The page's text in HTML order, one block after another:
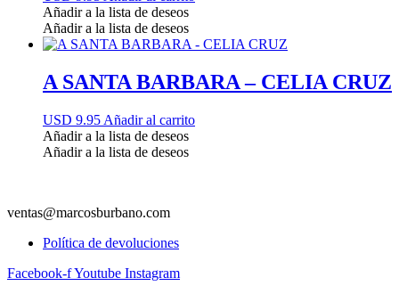
Añadir a la lista de deseos
Añadir a la lista de deseos
A SANTA BARBARA – CELIA CRUZ
USD 9.95 Añadir al carrito
Añadir a la lista de deseos
Añadir a la lista de deseos
ventas@marcosburbano.com
Política de devoluciones
Facebook-fYoutube Instagram